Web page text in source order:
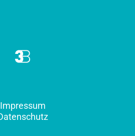
Impressum